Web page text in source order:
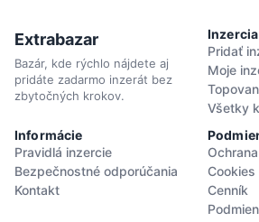
Extrabazar
Bazár, kde rýchlo nájdete aj
pridáte zadarmo inzerát bez
zbytočných krokov.
Inzercia
Pridať
Moje
Všetky
Informácie
Pravidlá inzercie
Bezpečnostné odporúčania
Kontakt
Cookies
Cenník